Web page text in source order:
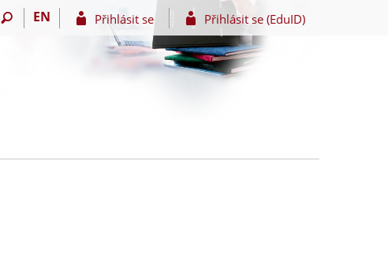
EN Přihlásit se Přihlásit se (EduID)